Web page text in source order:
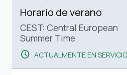
Horario de verano
CEST: Central European
Summer Time
schedule ACTUALMENTE EN SERVICIO